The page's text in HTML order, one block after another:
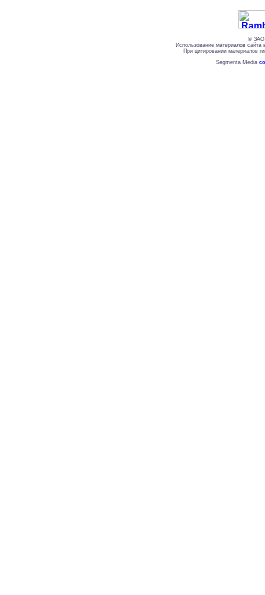
© ЗАО
Использование материалов
При цитировании материалов
Segmenta Media